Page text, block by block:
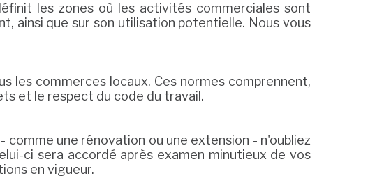
les zones où les activités commerciales sont
ainsi que sur son utilisation potentielle. Nous vous
commerces locaux. Ces normes comprennent,
et le respect du code du travail.
une rénovation ou une extension - n'oubliez
ci sera accordé après examen minutieux de vos
en vigueur.